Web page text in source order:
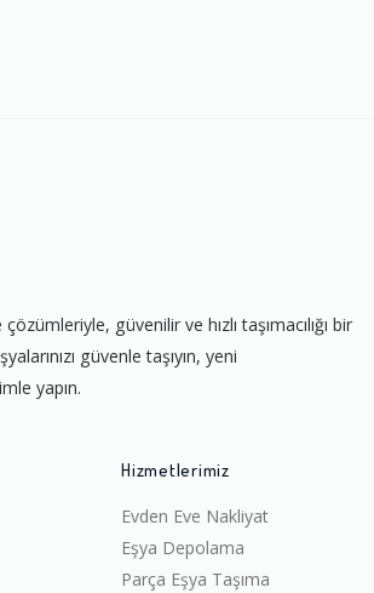
güvenilir ve hızlı taşımacılığı bir
güvenle taşıyın, yeni
yapın.
Hizmetlerimiz
Evden Eve Nakliyat
Eşya Depolama
Parça Eşya Taşıma